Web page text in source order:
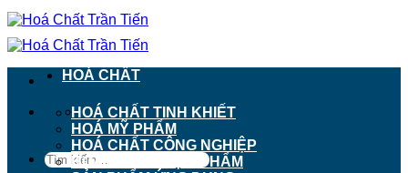
Chuyển
đến
nội
911 - 913 Nguyễn Trãi, Phường Chợ Lớn, TP.
Hồ Chí Minh
Tìm
HOÁ CHẤT
HOÁ CHẤT TINH KHIẾT
HOÁ MỸ PHẨM
HOÁ CHẤT CÔNG NGHIỆP
HOÁ CHẤT THỰC PHẨM